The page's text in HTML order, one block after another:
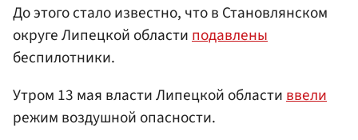
До этого стало известно, что в Становлянском
округе Липецкой области подавлены
беспилотники.
Утром 13 мая власти Липецкой областиввели
режим воздушной опасности.